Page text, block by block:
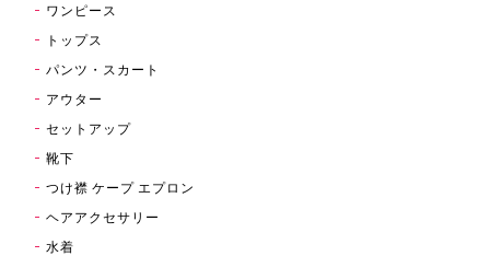
ワンピース
トップス
パンツ・スカート
アウター
セットアップ
靴下
つけ襟 ケープ エプロン
ヘアアクセサリー
水着